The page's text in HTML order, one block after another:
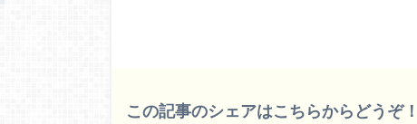
この記事のシェアはこちらからどうぞ！